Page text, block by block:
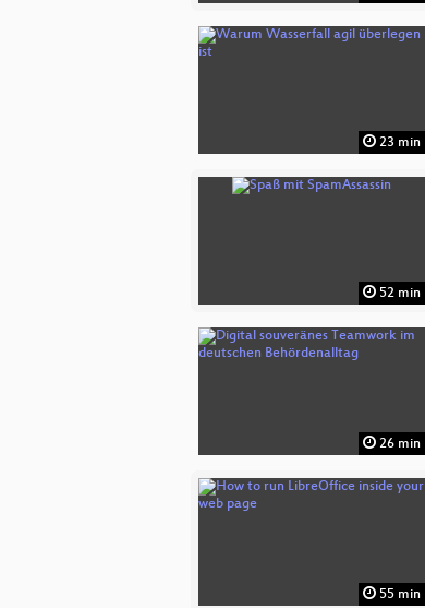
23 min
52 min
26 min
55 min